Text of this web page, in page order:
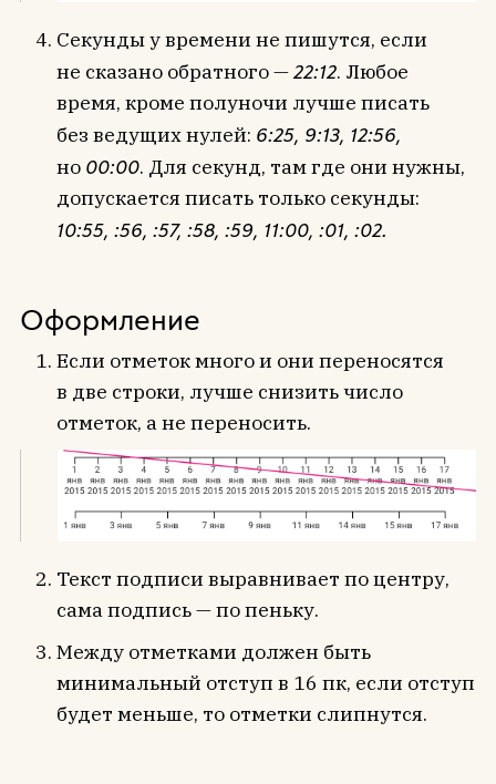
Секунды у времени не пишутся, если
не сказано обратного — 22:12. Любое
время, кроме полуночи лучше писать
без ведущих нулей: 6:25, 9:13, 12:56,
но 00:00. Для секунд, там где они нужны,
допускается писать только секунды:
10:55, :56, :57, :58, :59, 11:00, :01, :02.
Оформление
Если отметок много и они переносятся
в две строки, лучше снизить число
отметок, а не переносить.
Текст подписи выравнивает по центру,
сама подпись — по пеньку.
Между отметками должен быть
минимальный отступ в 16 пк, если отступ
будет меньше, то отметки слипнутся.